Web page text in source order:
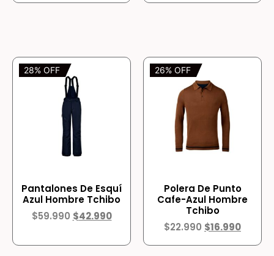
28% OFF
Pantalones De Esquí
Azul Hombre Tchibo
$59.990 $42.990
26% OFF
Polera De Punto
Cafe-Azul Hombre
Tchibo
$22.990 $16.990